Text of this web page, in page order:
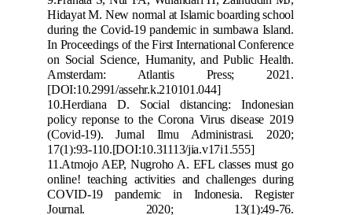
Hidayat M. New normal atIslamic boarding school
during the Covid-19 pandemic in sumbawa Island.
In Proceedings of the First International Conference
on Social Science, Humanity, and Public Health.
Amsterdam: Atlantis Press; 2021.
[DOI:10.2991/assehr.k.210101.044]
10.Herdiana D. Social distancing: Indonesian
policy reponse to the Corona Virus disease 2019
(Covid-19).
Jurnal Ilmu Administrasi. 2020;
17(1):93-110.[DOI:10.31113/jia.v17i1.555]
11.Atmojo AEP, Nugroho A. EFL classes must go
online! teaching activities and challenges during
COVID-19 pandemic in Indonesia. Register
Journal. 2020; 13(1):49-76.